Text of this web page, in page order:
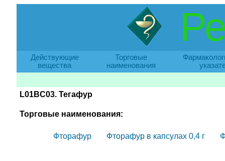
Действующие
вещества
Торговые
наименования
L01BC03. Тегафур
Торговые наименования:
Фторафур Фторафур в капсулах 0,4 г